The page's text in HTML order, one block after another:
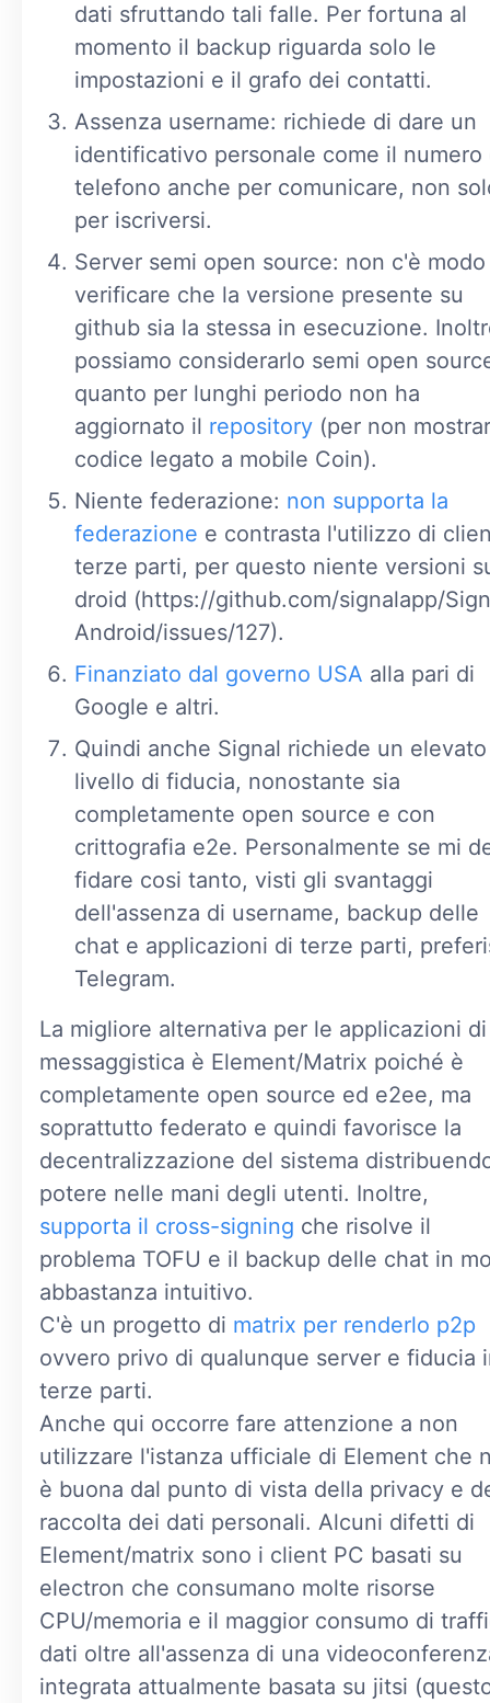
dati sfruttando tali falle. Per fortuna al
momento il backup riguarda solo le
impostazioni e il grafo dei contatti.
Assenza username: richiede di dare un
identificativo personale come il numero
telefono anche per comunicare, non
per iscriversi.
Server semi open source: non c'è modo
verificare che la versione presente su
github sia la stessa in esecuzione.
possiamo considerarlo semi open
quanto per lunghi periodo non ha
aggiornato il repository (per non
codice legato a mobile Coin).
Niente federazione: non supporta la
federazione e contrasta l'utilizzo di
terze parti, per questo niente versioni
droid (https://github.com/signalapp/
Android/issues/127).
Finanziato dal governo USA alla pari di
Google e altri.
Quindi anche Signal richiede un elevato
livello di fiducia, nonostante sia
completamente open source e con
crittografia e2e. Personalmente se mi
fidare cosi tanto, visti gli svantaggi
dell'assenza di username, backup delle
chat e applicazioni di terze parti,
Telegram.
La migliore alternativa per le applicazioni di
messaggistica è Element/Matrix poiché è
completamente open source ed e2ee, ma
soprattutto federato e quindi favorisce la
decentralizzazione del sistema
potere nelle mani degli utenti. Inoltre,
supporta il cross-signing che risolve il
problema TOFU e il backup delle chat in
abbastanza intuitivo.
C'è un progetto di matrix per renderlo p2p
ovvero privo di qualunque server e fiducia
terze parti.
Anche qui occorre fare attenzione a non
utilizzare l'istanza ufficiale di Element che
è buona dal punto di vista della privacy e
raccolta dei dati personali. Alcuni difetti di
Element/matrix sono i client PC basati su
electron che consumano molte risorse
CPU/memoria e il maggior consumo di
dati oltre all'assenza di una
integrata attualmente basata su jitsi